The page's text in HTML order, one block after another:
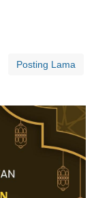
Posting Lama